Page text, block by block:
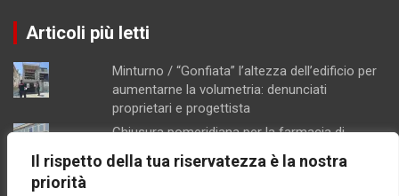
Il rispetto della tua riservatezza è la nostra
priorità
Articoli più letti
Minturno / “Gonfiata” l’altezza dell’edificio per
aumentarne la volumetria: denunciati
proprietari e progettista
Chiusura pomeridiana per la farmacia di
Formia, "manca il personale"